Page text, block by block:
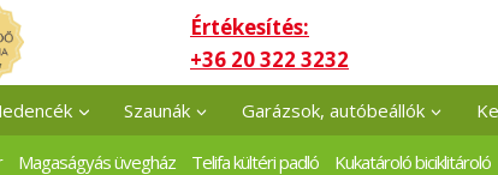
Értékesítés:
+36 20 322 3232
Szaunák Garázsok, autóbeállók
Magaságyás üvegház Telifa kültéri padló Kukatároló biciklitároló